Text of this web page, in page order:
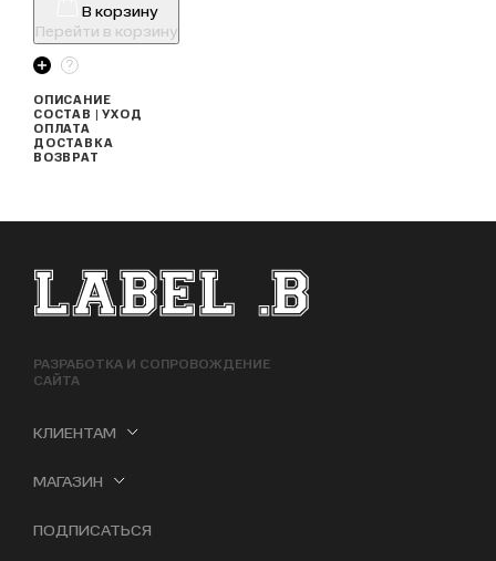
В корзину
Перейти в корзину
ОПИСАНИЕ
СОСТАВ | УХОД
ОПЛАТА
ДОСТАВКА
ВОЗВРАТ
ФУТЕР САЙТА
РАЗРАБОТКА И СОПРОВОЖДЕНИЕ
САЙТА
КЛИЕНТАМ
МАГАЗИН
ПОДПИСАТЬСЯ